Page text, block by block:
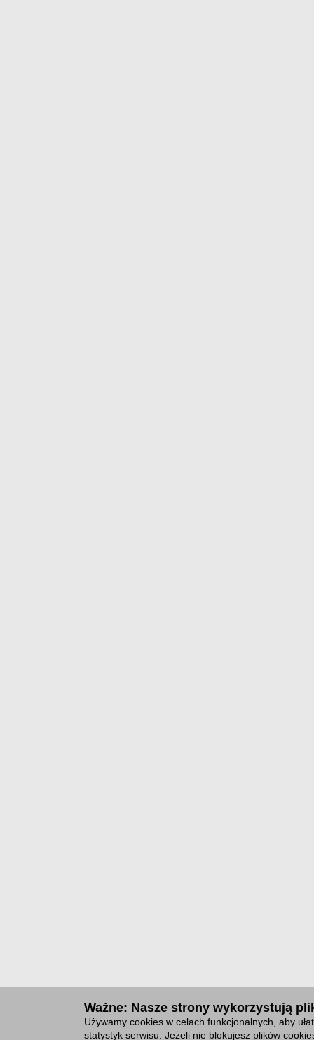
Ważne: Nasze strony wykorzystują
Używamy cookies w celach funkcjonalnych, aby
statystyk serwisu. Jeżeli nie blokujesz plików